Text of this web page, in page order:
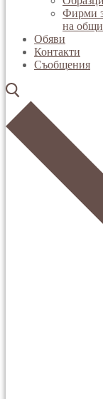
Фирми
на
Обяви
Контакти
Съобщения